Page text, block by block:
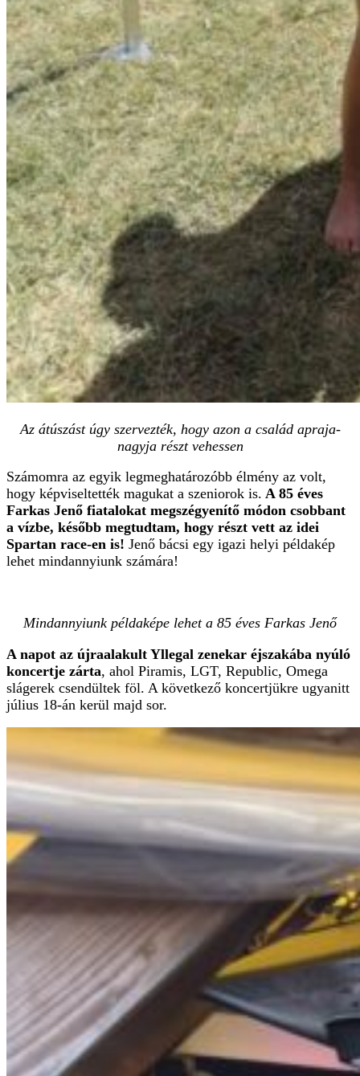
Az átúszást úgy szervezték, hogy azon a család apraja-
nagyja részt vehessen
Számomra az egyik legmeghatározóbb élmény az volt,
hogy képviseltették magukat a szeniorok is. A 85 éves
Farkas Jenő fiatalokat megszégyenítő módon csobbant
a vízbe, később megtudtam, hogy részt vett az idei
Spartan race-en is! Jenő bácsi egy igazi helyi példakép
lehet mindannyiunk számára!
Mindannyiunk példaképe lehet a 85 éves Farkas Jenő
A napot az újraalakult Yllegal zenekar éjszakába nyúló
koncertje zárta, ahol Piramis, LGT, Republic, Omega
slágerek csendültek föl. A következő koncertjükre ugyanitt
július 18-án kerül majd sor.